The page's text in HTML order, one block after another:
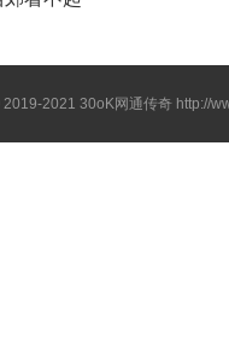
2019-202130oK网通传奇 http://